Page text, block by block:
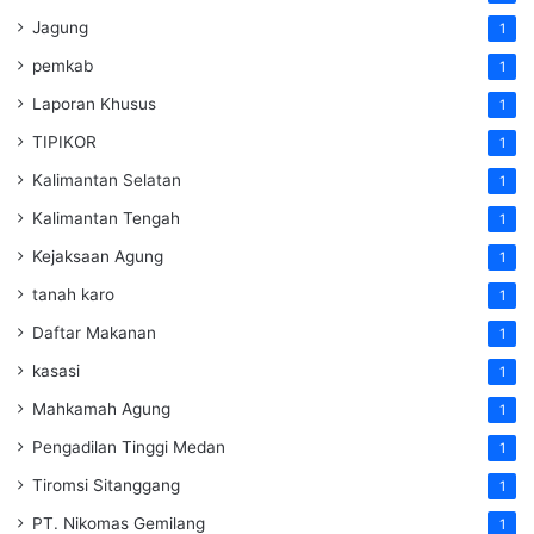
Jagung 1
pemkab 1
Laporan Khusus 1
TIPIKOR 1
Kalimantan Selatan 1
Kalimantan Tengah 1
Kejaksaan Agung 1
tanah karo 1
Daftar Makanan 1
kasasi 1
Mahkamah Agung 1
Pengadilan Tinggi Medan 1
Tiromsi Sitanggang 1
PT. Nikomas Gemilang 1